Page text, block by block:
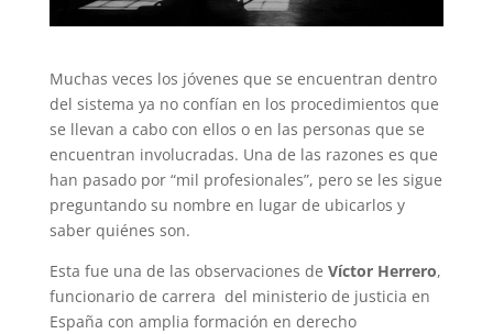
Muchas veces los jóvenes que se encuentran dentro
del sistema ya no confían en los procedimientos que
se llevan a cabo con ellos o en las personas que se
encuentran involucradas. Una de las razones es que
han pasado por “mil profesionales”, pero se les sigue
preguntando su nombre en lugar de ubicarlos y
saber quiénes son.
Esta fue una de las observaciones de Víctor Herrero,
funcionario de carrera del ministerio de justicia en
España con amplia formación en derecho